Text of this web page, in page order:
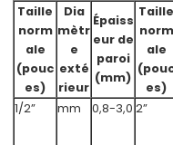
Taille
norm
ale
(pouc
es)
Dia
mètr
e
exté
rieur
Épaiss
eur de
paroi
(mm)
Taille
norm
ale
es)
1/2”
mm 0,8-3,0 2”